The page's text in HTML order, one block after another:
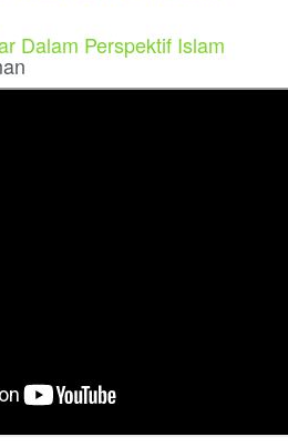
Dalam Perspektif Islam